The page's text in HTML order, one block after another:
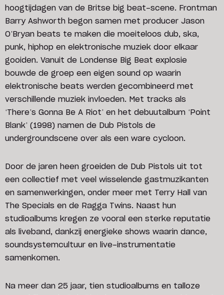
hoogtijdagen van de Britse big beat-scene. Frontman
Barry Ashworth begon samen met producer Jason
O’Bryan beats te maken die moeiteloos dub, ska,
punk, hiphop en elektronische muziek door elkaar
gooiden. Vanuit de Londense Big Beat explosie
bouwde de groep een eigen sound op waarin
elektronische beats werden gecombineerd met
verschillende muziek invloeden. Met tracks als
‘There’s Gonna Be A Riot’ en het debuutalbum ‘Point
Blank’ (1998) namen de Dub Pistols de
undergroundscene over als een ware cycloon.
Door de jaren heen groeiden de Dub Pistols uit tot
een collectief met veel wisselende gastmuzikanten
en samenwerkingen, onder meer met Terry Hall van
The Specials en de Ragga Twins. Naast hun
studioalbums kregen ze vooral een sterke reputatie
als liveband, dankzij energieke shows waarin dance,
soundsystemcultuur en live-instrumentatie
samenkomen.
Na meer dan 25 jaar, tien studioalbums en talloze